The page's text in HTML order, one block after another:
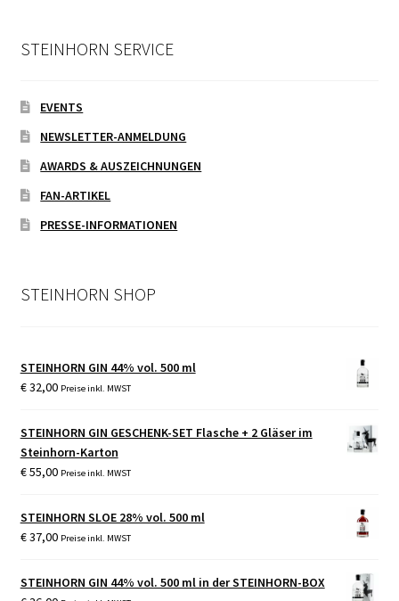
STEINHORN SERVICE
EVENTS
NEWSLETTER-ANMELDUNG
AWARDS & AUSZEICHNUNGEN
FAN-ARTIKEL
PRESSE-INFORMATIONEN
STEINHORN SHOP
STEINHORN GIN 44% vol. 500 ml
€32,00 Preise inkl. MWST
STEINHORN GIN GESCHENK-SET Flasche + 2 Gläser im
Steinhorn-Karton
€55,00 Preise inkl. MWST
STEINHORN SLOE 28% vol. 500 ml
€37,00 Preise inkl. MWST
STEINHORN GIN 44% vol. 500 ml in der STEINHORN-BOX